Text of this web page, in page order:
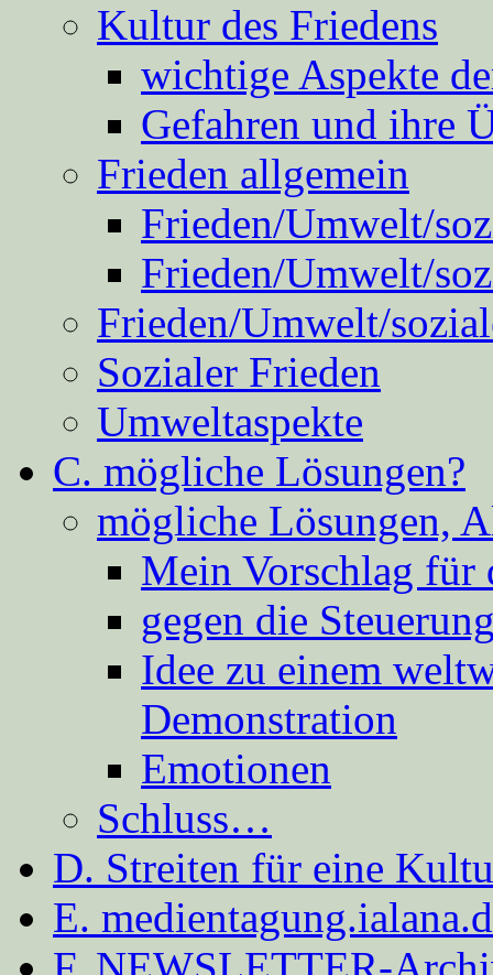
Kultur des Friedens
wichtige Aspekte
Gefahren und ihre
Frieden allgemein
Frieden/Umwelt/
Frieden/Umwelt/
Frieden/Umwelt/
Sozialer Frieden
Umweltaspekte
C. mögliche Lösungen?
mögliche Lösungen,
Mein Vorschlag für
gegen die
Idee zu einem
Demonstration
Emotionen
Schluss…
D. Streiten für eine
E.